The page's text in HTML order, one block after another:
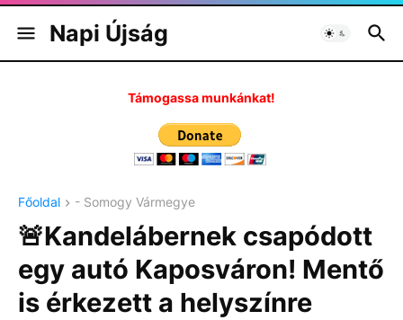
Napi Újság
Támogassa munkánkat!
Főoldal - Somogy Vármegye
🚨Kandelábernek csapódott
egy autó Kaposváron! Mentő
is érkezett a helyszínre